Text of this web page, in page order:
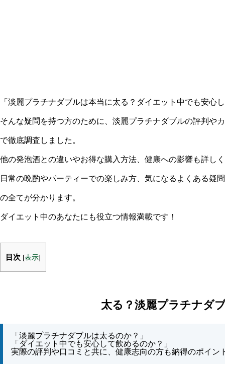
「淡麗プラチナダブルは本当に太る？ダイエット中でも安心
そんな疑問を持つ方のために、淡麗プラチナダブルの評判や
で徹底調査しました。
他の発泡酒との違いやお得な購入方法、健康への影響も詳し
日常の晩酌やパーティーでの楽しみ方、気になるよくある疑
の全てが分かります。
ダイエット中のあなたにも役立つ情報満載です！
目次 [表示]
太る？淡麗プラチナダ
「淡麗プラチナダブルは太るのか？」
「ダイエット中でも安心して飲めるのか？」
実際の評判や口コミと共に、健康志向の方も納得のポイン